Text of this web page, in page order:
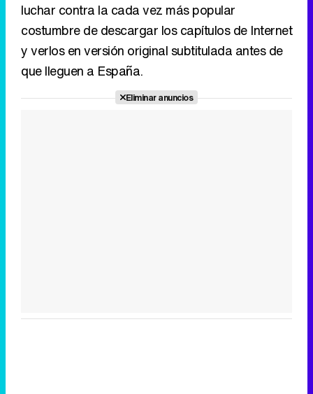
luchar contra la cada vez más popular
costumbre de descargar los capítulos de Internet
y verlos en versión original subtitulada antes de
que lleguen a España.
Eliminar anuncios